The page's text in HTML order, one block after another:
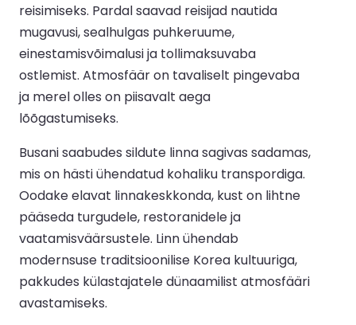
reisimiseks. Pardal saavad reisijad nautida
mugavusi, sealhulgas puhkeruume,
einestamisvõimalusi ja tollimaksuvaba
ostlemist. Atmosfäär on tavaliselt pingevaba
ja merel olles on piisavalt aega
lõõgastumiseks.
Busani saabudes sildute linna sagivas sadamas,
mis on hästi ühendatud kohaliku transpordiga.
Oodake elavat linnakeskkonda, kust on lihtne
pääseda turgudele, restoranidele ja
vaatamisväärsustele. Linn ühendab
modernsuse traditsioonilise Korea kultuuriga,
pakkudes külastajatele dünaamilist atmosfääri
avastamiseks.